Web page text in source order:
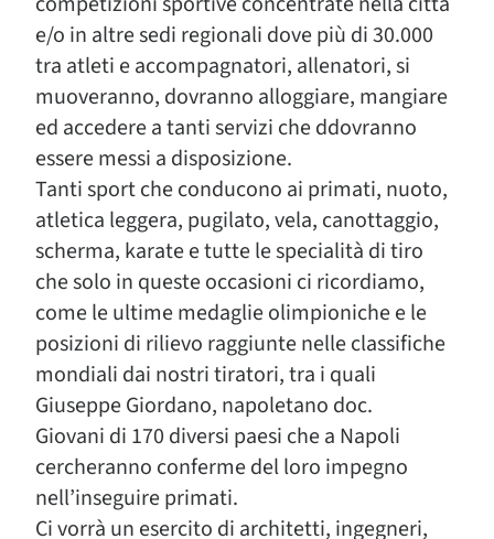
e/o in altre sedi regionali dove più di 30.000
tra atleti e accompagnatori, allenatori, si
muoveranno, dovranno alloggiare, mangiare
ed accedere a tanti servizi che ddovranno
essere messi a disposizione.
Tanti sport che conducono ai primati, nuoto,
atletica leggera, pugilato, vela, canottaggio,
scherma, karate e tutte le specialità di tiro
che solo in queste occasioni ci ricordiamo,
come le ultime medaglie olimpioniche e le
posizioni di rilievo raggiunte nelle classifiche
mondiali dai nostri tiratori, tra i quali
Giuseppe Giordano, napoletano doc.
Giovani di 170 diversi paesi che a Napoli
cercheranno conferme del loro impegno
nell’inseguire primati.
Ci vorrà un esercito di architetti, ingegneri,